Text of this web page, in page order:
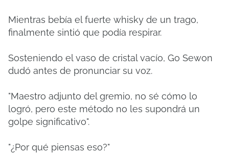
Mientras bebía el fuerte whisky de un trago,
finalmente sintió que podía respirar.
Sosteniendo el vaso de cristal vacío, Go Sewon
dudó antes de pronunciar su voz.
"Maestro adjunto del gremio, no sé cómo lo
logró, pero este método no les supondrá un
golpe significativo".
"¿Por qué piensas eso?"